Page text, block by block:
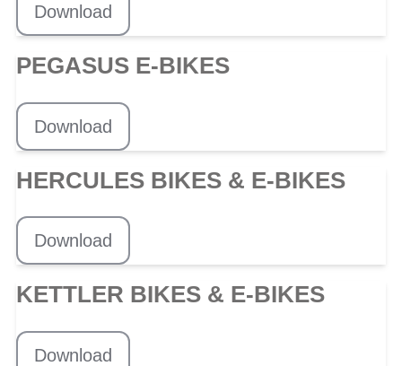
Download
PEGASUS E-BIKES
Download
HERCULES BIKES & E-BIKES
Download
KETTLER BIKES & E-BIKES
Download